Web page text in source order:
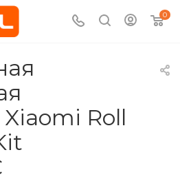
0
Roll